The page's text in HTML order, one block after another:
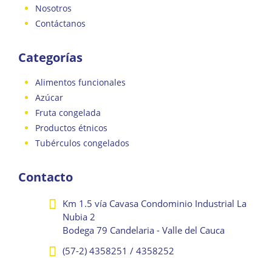
Nosotros
Contáctanos
Categorías
Alimentos funcionales
Azúcar
Fruta congelada
Productos étnicos
Tubérculos congelados
Contacto
Km 1.5 vía Cavasa Condominio Industrial La
Nubia 2
Bodega 79 Candelaria - Valle del Cauca
(57-2) 4358251 / 4358252